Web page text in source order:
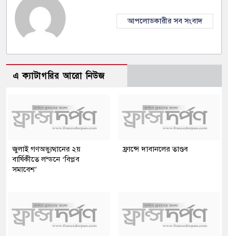
আপলোডকারীর সব সংবাদ
এ ক্যাটাগরির আরো নিউজ
জুলাই গণঅভ্যুত্থানের ২য়
বার্ষিকীতে লন্ডনে ‘বিপ্লব
সমাবেশ’
ফ্রান্সে দাবানলের তাণ্ডব